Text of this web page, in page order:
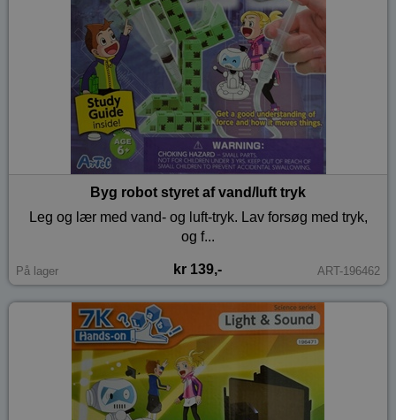
Byg robot styret af vand/luft tryk
Leg og lær med vand- og luft-tryk. Lav forsøg med tryk,
og f...
På lager kr 139,- ART-196462